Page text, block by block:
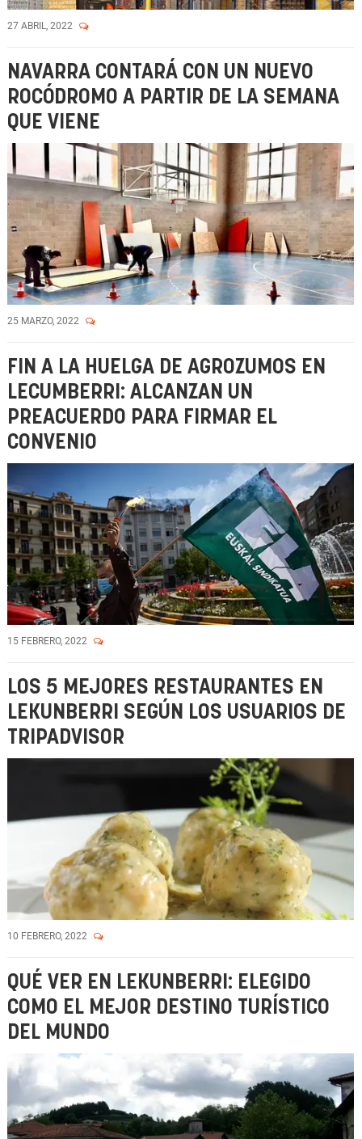
27 ABRIL, 2022
NAVARRA CONTARÁ CON UN NUEVO
ROCÓDROMO A PARTIR DE LA SEMANA
QUE VIENE
25 MARZO, 2022
FIN A LA HUELGA DE AGROZUMOS EN
LECUMBERRI: ALCANZAN UN
PREACUERDO PARA FIRMAR EL
CONVENIO
15 FEBRERO, 2022
LOS 5 MEJORES RESTAURANTES EN
LEKUNBERRI SEGÚN LOS USUARIOS DE
TRIPADVISOR
10 FEBRERO, 2022
QUÉ VER EN LEKUNBERRI: ELEGIDO
COMO EL MEJOR DESTINO TURÍSTICO
DEL MUNDO